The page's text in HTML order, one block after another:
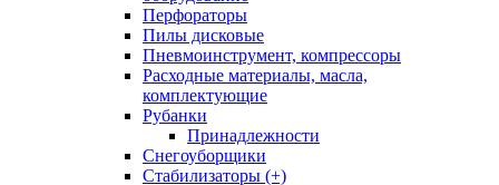
Перфораторы
Пилы дисковые
Пневмоинструмент, компрессоры
Расходные материалы, масла,
комплектующие
Рубанки
Принадлежности
Снегоуборщики
Стабилизаторы (+)